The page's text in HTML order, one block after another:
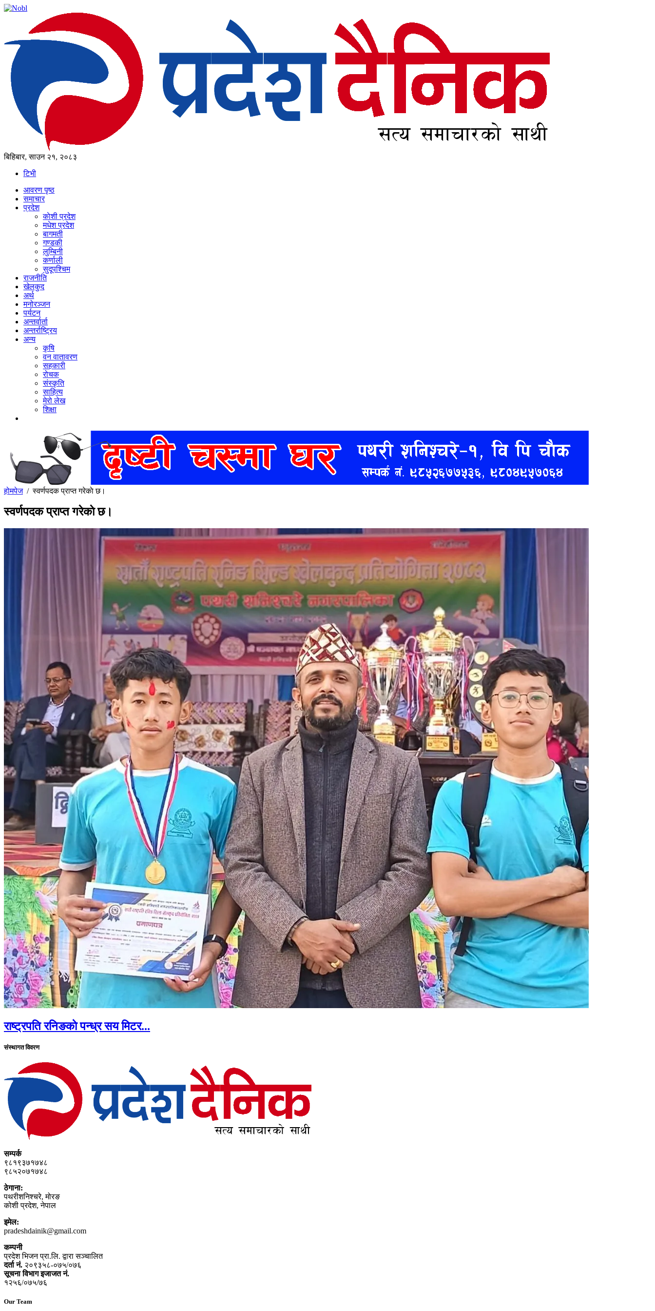
बिहिबार, साउन २१, २०८३
टिभी
आवरण पृष्‍ठ
समाचार
प्रदेश
काेशी प्रदेश
मधेश प्रदेश
बागमती
गण्डकी
लुम्बिनी
कर्णाली
सुदूपश्‍चिम
राजनीति
खेलकुद
अर्थ
मनोरञ्‍जन
पर्यटन
अन्तर्वार्ता
अन्तर्राष्‍ट्रिय
अन्य
कृषि
वन वातावरण
सहकारी
रोचक
संस्कृति
साहित्य
मेरो लेख
शिक्षा
होमपेज/स्वर्णपदक प्राप्त गरेकाे छ।
स्वर्णपदक प्राप्त गरेकाे छ।
राष्ट्रपति रनिङकाे पन्ध्र सय मिटर...
संस्थागत विवरण
सम्पर्क
९८१९३७१७४८
९८५२०७१७४८
ठेगाना:
पथरीशनिश्‍चरे, मोरङ
कोशी प्रदेश, नेपाल
इमेल:
pradeshdainik@gmail.com
कम्पनी
प्रदेश भिजन प्रा.लि. द्वारा सञ्‍चालित
दर्ता नं. २०९३५८-०७५/०७६
सूचना विभाग इजाजत नं.
१२५६/०७५/७६
Our Team